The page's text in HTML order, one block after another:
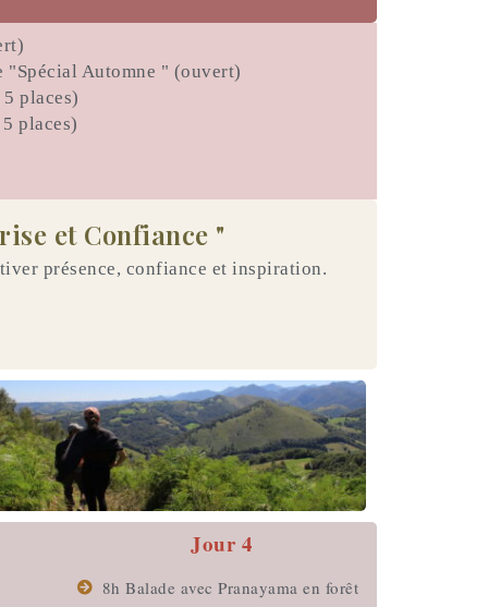
"Spécial Automne " (ouvert)
places)
places)
et Confiance "
présence, confiance et inspiration.
Jour 4
8h Balade avec Pranayama en forêt